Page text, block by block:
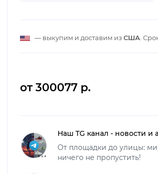
— выкупим и доставим из США .
от 300077 р.
Наш TG канал - новости и
От площадки до улицы:
ничего не пропустить!